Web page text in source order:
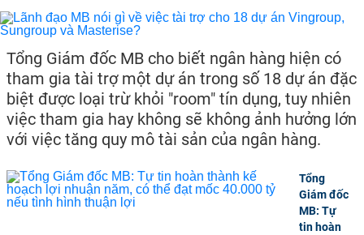
Tổng Giám đốc MB cho biết ngân hàng hiện có
tham gia tài trợ một dự án trong số 18 dự án đặc
biệt được loại trừ khỏi "room" tín dụng, tuy nhiên
việc tham gia hay không sẽ không ảnh hưởng lớn
với việc tăng quy mô tài sản của ngân hàng.
Tổng
Giám đốc
MB: Tự
tin hoàn